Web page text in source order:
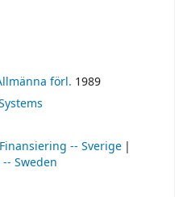
förl. 1989
-- Sverige
Sweden